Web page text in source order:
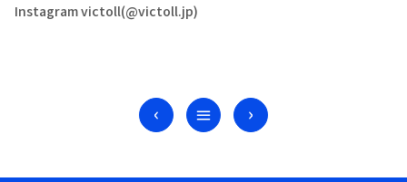
Instagram victoll(@victoll.jp)
‹ ≡ ›